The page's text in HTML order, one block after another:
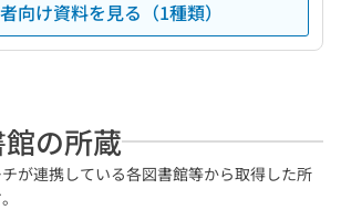
向け資料を見る（1種類）
の所蔵
が連携している各図書館等から取得した所